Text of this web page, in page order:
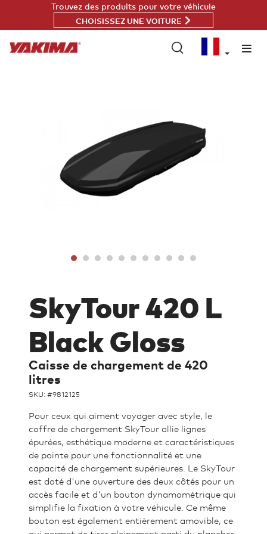
Trouvez des produits pour votre véhicule
CHOISISSEZ UNE VOITURE
SkyTour 420 L
Black Gloss
Caisse de chargement de 420
litres
SKU: #9812125
Pour ceux qui aiment voyager avec style, le
coffre de chargement SkyTour allie lignes
épurées, esthétique moderne et caractéristiques
de pointe pour une fonctionnalité et une
capacité de chargement supérieures. Le SkyTour
est doté d'une ouverture des deux côtés pour un
accès facile et d'un bouton dynamométrique qui
simplifie la fixation à votre véhicule. Ce même
bouton est également entièrement amovible, ce